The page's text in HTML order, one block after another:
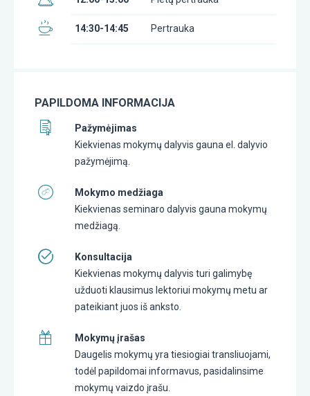
14:30-14:45 Pertrauka
PAPILDOMA INFORMACIJA
Pažymėjimas
Kiekvienas mokymų dalyvis gauna el. dalyvio
pažymėjimą.
Mokymo medžiaga
Kiekvienas seminaro dalyvis gauna mokymų
medžiagą.
Konsultacija
Kiekvienas mokymų dalyvis turi galimybę
užduoti klausimus lektoriui mokymų metu ar
pateikiant juos iš anksto.
Mokymų įrašas
Daugelis mokymų yra tiesiogiai transliuojami,
todėl papildomai informavus, pasidalinsime
mokymų vaizdo įrašu.